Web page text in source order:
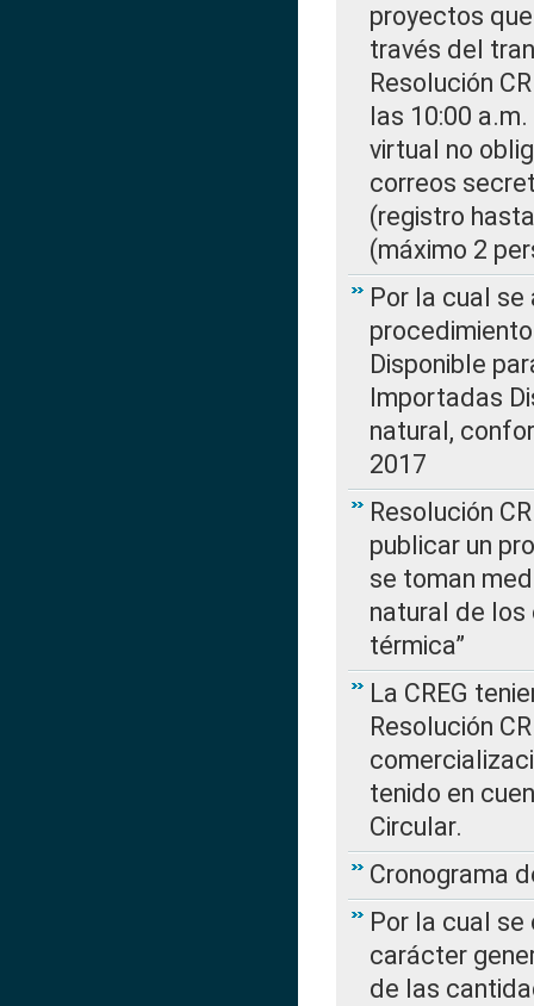
proyectos
través del
Resolución
las 10:00
virtual no
correos
(registro
(máximo 2
Por la cual
Disponible
Importadas
natural,
2017
Resolución
publicar un
se toman
natural de los
térmica”
La CREG
Resolución
tenido en
Circular.
Cronograma
Por la cual
carácter
de las